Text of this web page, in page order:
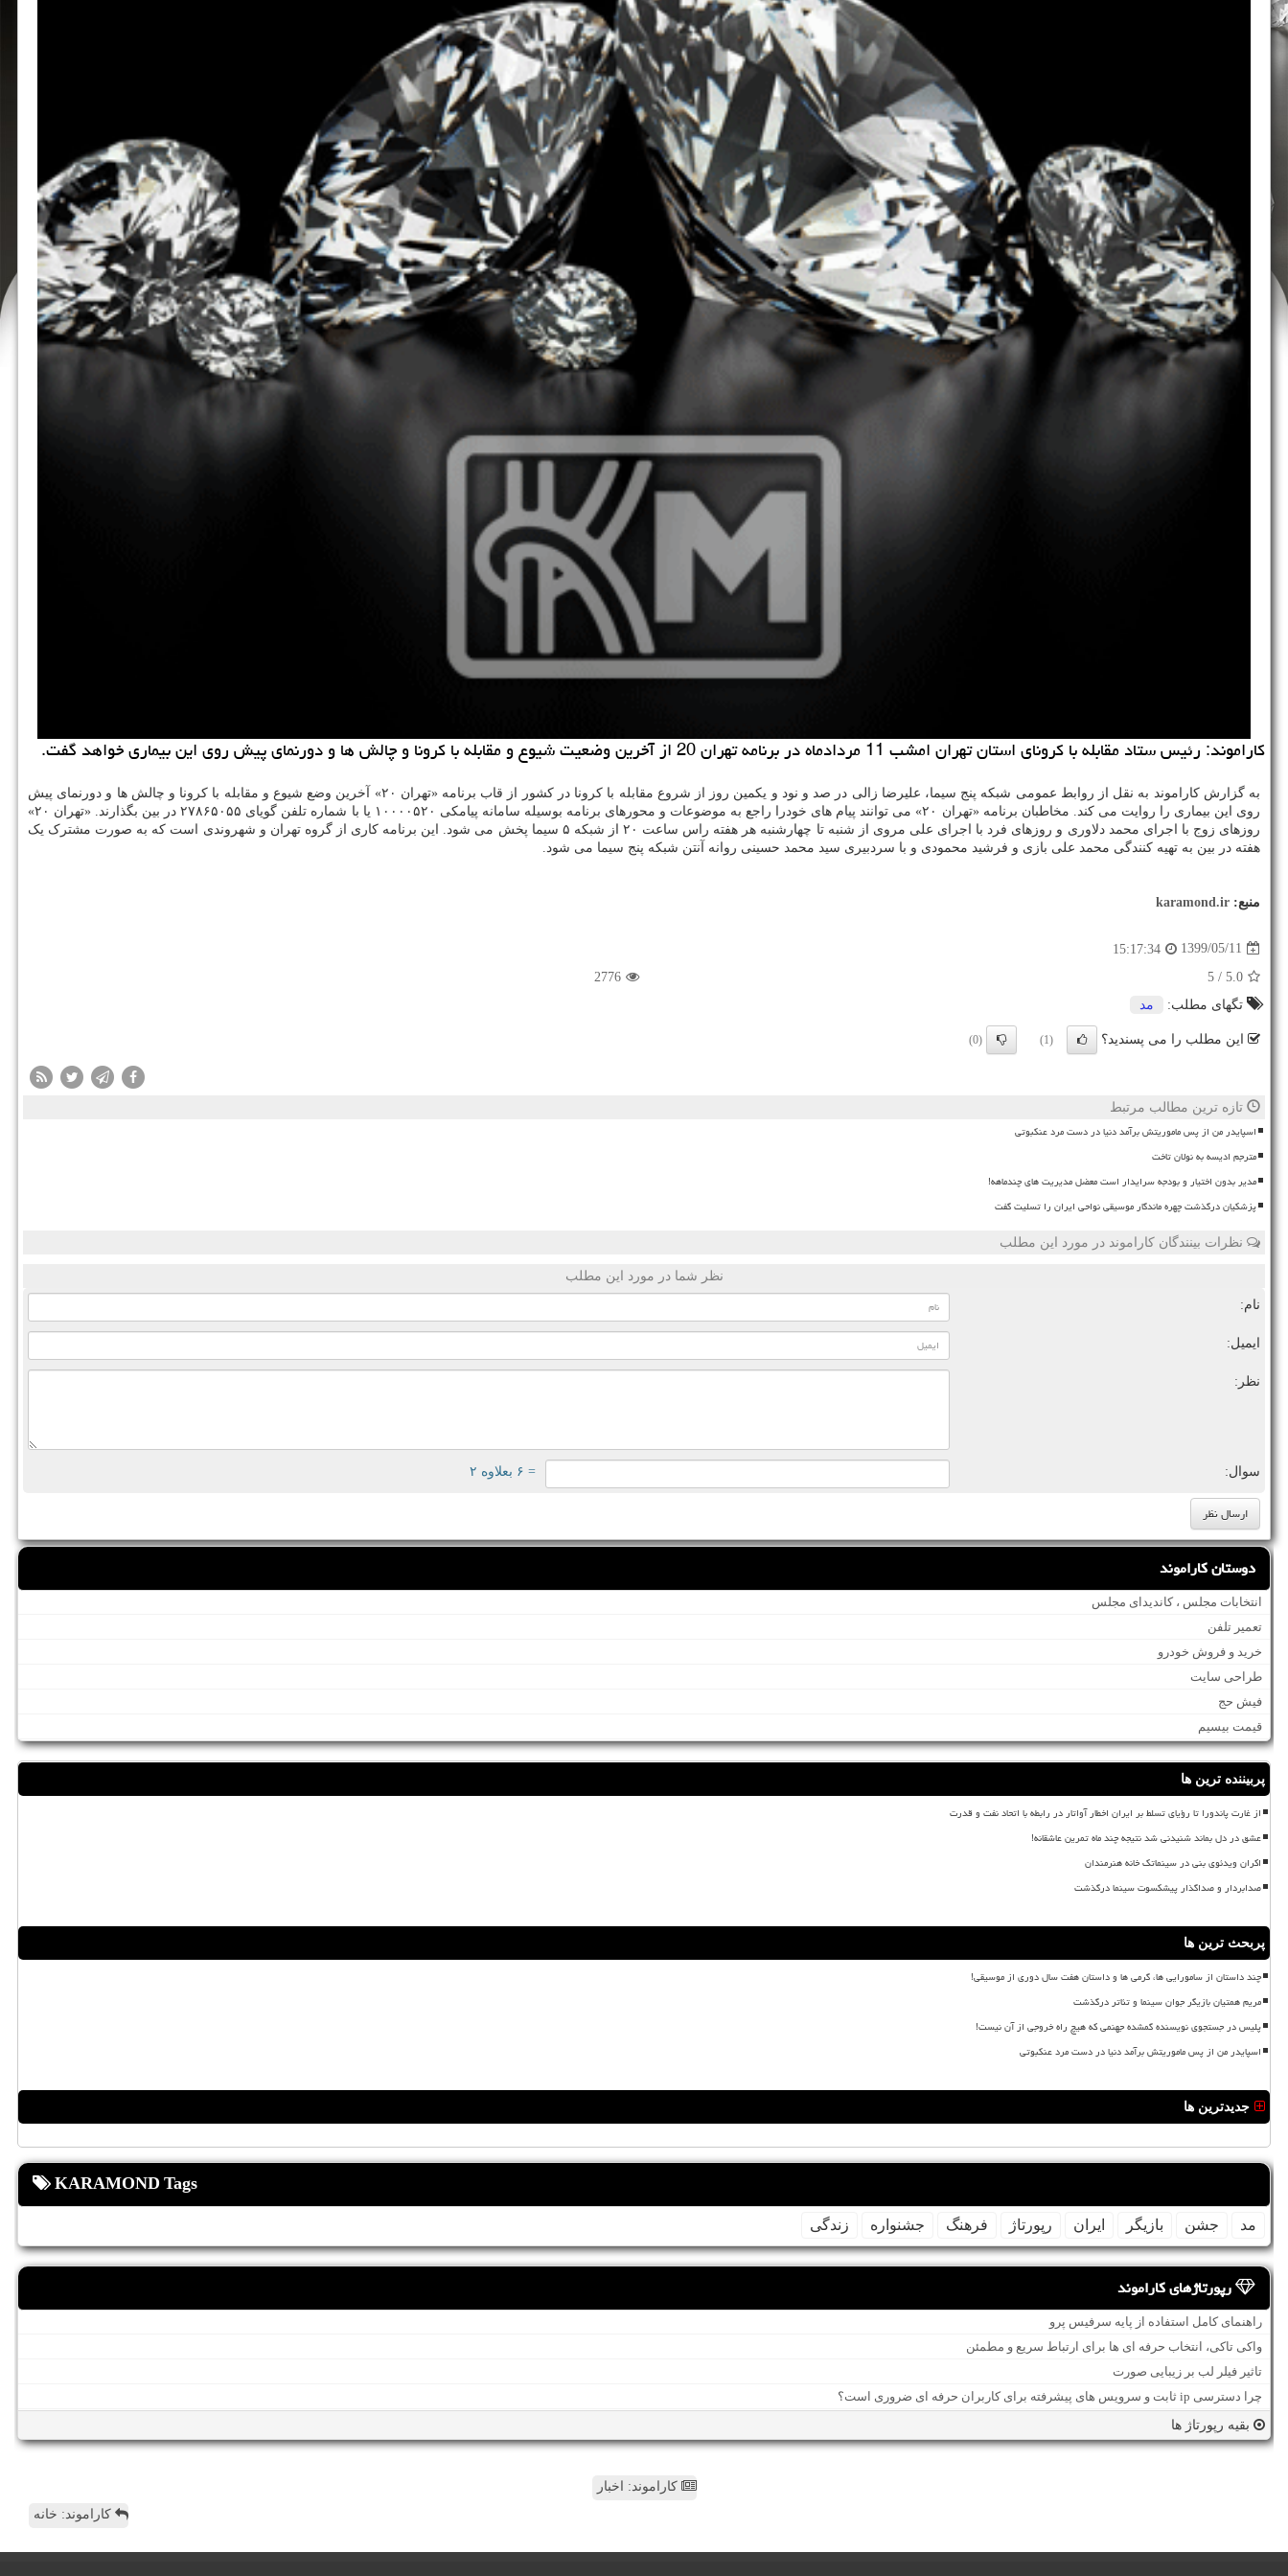
كاراموند: رئیس ستاد مقابله با كرونای استان تهران امشب 11 مردادماه در برنامه تهران 20 از آخرین وضعیت شیوع و مقابله با كرونا و چالش ها و دورنمای پیش روی این بیماری خواهد گفت.
به گزارش کاراموند به نقل از روابط عمومی شبکه پنج سیما، علیرضا زالی در صد و نود و یکمین روز از شروع مقابله با کرونا در کشور از قاب برنامه «تهران ۲۰» آخرین وضع شیوع و مقابله با کرونا و چالش ها و دورنمای پیش
روی این بیماری را روایت می کند. مخاطبان برنامه «تهران ۲۰» می توانند پیام های خودرا راجع به موضوعات و محورهای برنامه بوسیله سامانه پیامکی ۱۰۰۰۰۵۲۰ یا با شماره تلفن گویای ۲۷۸۶۵۰۵۵ در بین بگذارند. «تهران ۲۰»
روزهای زوج با اجرای محمد دلاوری و روزهای فرد با اجرای علی مروی از شنبه تا چهارشنبه هر هفته راس ساعت ۲۰ از شبکه ۵ سیما پخش می شود. این برنامه کاری از گروه تهران و شهروندی است که به صورت مشترک یک
هفته در بین به تهیه کنندگی محمد علی بازی و فرشید محمودی و با سردبیری سید محمد حسینی روانه آنتن شبکه پنج سیما می شود.
منبع: karamond.ir
1399/05/11
15:17:34
5.0
/ 5
2776
تگهای مطلب:
مد
این مطلب را می پسندید؟ (1)
(0)
تازه ترین مطالب مرتبط
اسپایدر من از پس ماموریتش برآمد دنیا در دست مرد عنکبوتی
مترجم ادیسه به نولان تاخت
مدیر بدون اختیار و بودجه سرایدار است معضل مدیریت های چندماهه!
پزشکیان درگذشت چهره ماندگار موسیقی نواحی ایران را تسلیت گفت
نظرات بینندگان کاراموند در مورد این مطلب
نظر شما در مورد این مطلب
نام:
ایمیل:
نظر:
سوال: = ۶ بعلاوه ۲
دوستان کاراموند
انتخابات مجلس ، کاندیدای مجلس
تعمیر تلفن
خرید و فروش خودرو
طراحی سایت
فیش حج
قیمت بیسیم
پربیننده ترین ها
از غارت پاندورا تا رؤیای تسلط بر ایران اخطار آواتار در رابطه با اتحاد نفت و قدرت
عشق در دل بماند شنیدنی شد نتیجه چند ماه تمرین عاشقانه!
اکران ویدئوی بنی در سینماتک خانه هنرمندان
صدابردار و صداگذار پیشکسوت سینما درگذشت
پربحث ترین ها
چند داستان از سامورایی ها، گرمی ها و داستان هفت سال دوری از موسیقی!
مریم همتیان بازیگر جوان سینما و تئاتر درگذشت
پلیس در جستجوی نویسنده گمشده جهنمی که هیچ راه خروجی از آن نیست!
اسپایدر من از پس ماموریتش برآمد دنیا در دست مرد عنکبوتی
جدیدترین ها
KARAMOND Tags
مد جشن بازیگر ایران رپورتاژ فرهنگ جشنواره زندگی
رپورتاژهای کاراموند
راهنمای کامل استفاده از پایه سرفیس پرو
واکی تاکی، انتخاب حرفه ای ها برای ارتباط سریع و مطمئن
تاثیر فیلر لب بر زیبایی صورت
چرا دسترسی ip ثابت و سرویس های پیشرفته برای کاربران حرفه ای ضروری است؟
بقیه رپورتاژ ها
کاراموند: اخبار
کاراموند: خانه